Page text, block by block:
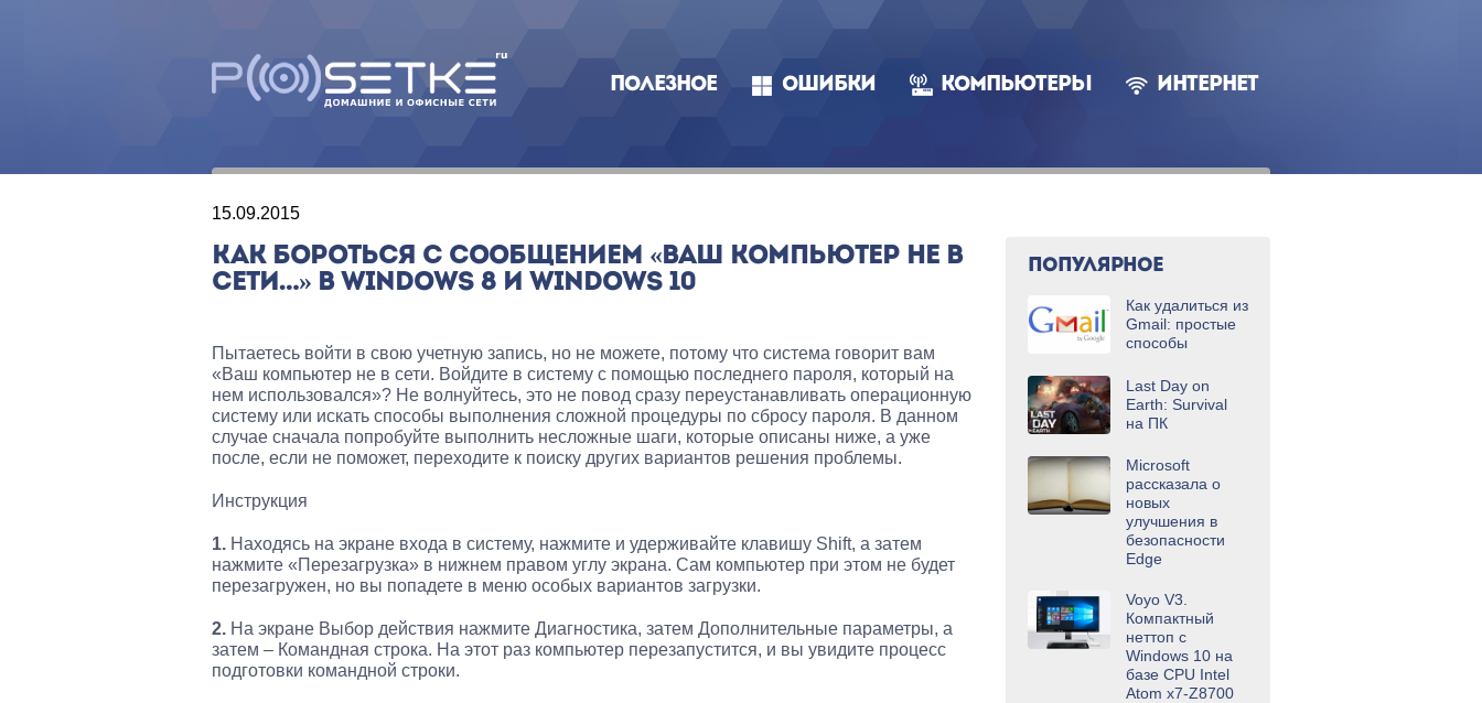
ПОЛЕЗНОЕ ОШИБКИ КОМПЬЮТЕРЫ ИНТЕРНЕТ
15.09.2015
КАК БОРОТЬСЯ С СООБЩЕНИЕМ «ВАШ КОМПЬЮТЕР НЕ В
СЕТИ…» В WINDOWS 8 И WINDOWS 10
Пытаетесь войти в свою учетную запись, но не можете, потому что система говорит вам
«Ваш компьютер не в сети. Войдите в систему с помощью последнего пароля, который на
нем использовался»? Не волнуйтесь, это не повод сразу переустанавливать операционную
систему или искать способы выполнения сложной процедуры по сбросу пароля. В данном
случае сначала попробуйте выполнить несложные шаги, которые описаны ниже, а уже
после, если не поможет, переходите к поиску других вариантов решения проблемы.
Инструкция
1. Находясь на экране входа в систему, нажмите и удерживайте клавишу Shift, а затем
нажмите «Перезагрузка» в нижнем правом углу экрана. Сам компьютер при этом не будет
перезагружен, но вы попадете в меню особых вариантов загрузки.
2. На экране Выбор действия нажмите Диагностика, затем Дополнительные параметры, а
затем – Командная строка. На этот раз компьютер перезапустится, и вы увидите процесс
подготовки командной строки.
ПОПУЛЯРНОЕ
Как удалиться из
Gmail: простые
способы
Last Day on
Earth: Survival
на ПК
Microsoft
рассказала о
новых
улучшения в
безопасности
Edge
Voyo V3.
Компактный
неттоп с
Windows 10 на
базе CPU Intel
Atom x7-Z8700